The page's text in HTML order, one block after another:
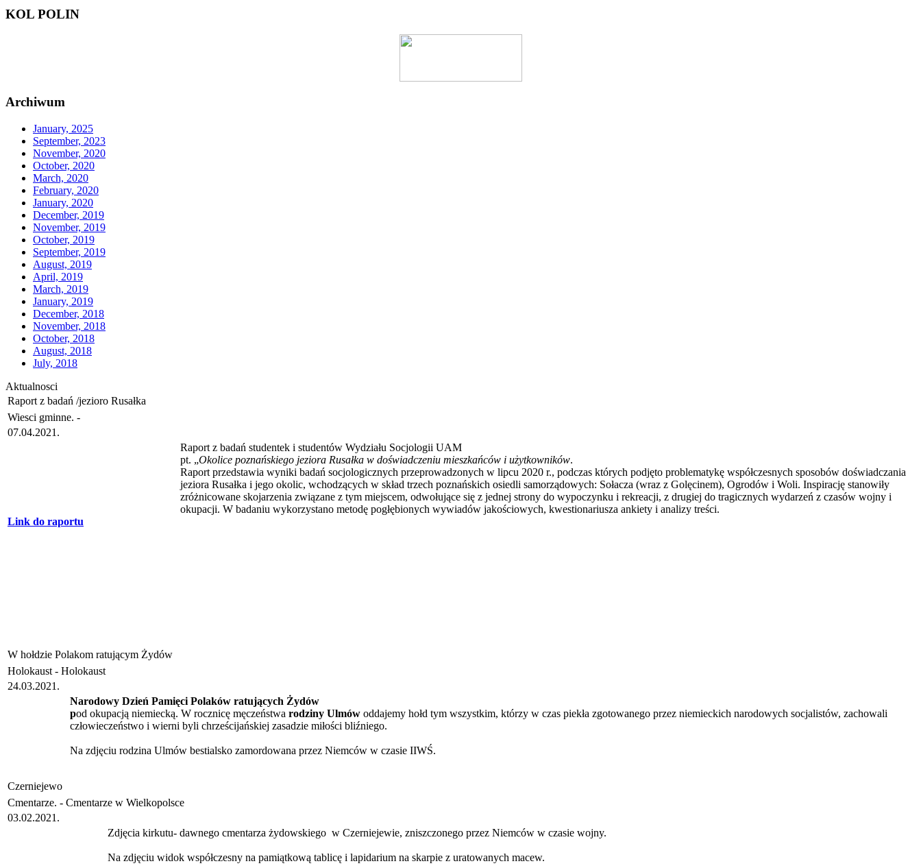
KOL POLIN
Archiwum
January, 2025
September, 2023
November, 2020
October, 2020
March, 2020
February, 2020
January, 2020
December, 2019
November, 2019
October, 2019
September, 2019
August, 2019
April, 2019
March, 2019
January, 2019
December, 2018
November, 2018
October, 2018
August, 2018
July, 2018
Aktualnosci
Raport z badań /jezioro Rusałka
Wiesci gminne. -
07.04.2021.
Raport z badań studentek i studentów Wydziału Socjologii UAM
pt. „Okolice poznańskiego jeziora Rusałka w doświadczeniu mieszkańców i użytkowników.
Raport przedstawia wyniki badań socjologicznych przeprowadzonych w lipcu 2020 r., podczas których podjęto problematykę współczesnych sposobów doświadczania
jeziora Rusałka i jego okolic, wchodzących w skład trzech poznańskich osiedli samorządowych: Sołacza (wraz z Golęcinem), Ogrodów i Woli. Inspirację stanowiły
zróżnicowane skojarzenia związane z tym miejscem, odwołujące się z jednej strony do wypoczynku i rekreacji, z drugiej do tragicznych wydarzeń z czasów wojny i
okupacji. W badaniu wykorzystano metodę pogłębionych wywiadów jakościowych, kwestionariusza ankiety i analizy treści.
Link do raportu
W hołdzie Polakom ratującym Żydów
Holokaust - Holokaust
24.03.2021.
Narodowy Dzień Pamięci Polaków ratujących Żydów
pod okupacją niemiecką. W rocznicę męczeństwa rodziny Ulmów oddajemy hołd tym wszystkim, którzy w czas piekła zgotowanego przez niemieckich narodowych socjalistów, zachowali
człowieczeństwo i wierni byli chrześcijańskiej zasadzie miłości bliźniego.
Na zdjęciu rodzina Ulmów bestialsko zamordowana przez Niemców w czasie IIWŚ.
Czerniejewo
Cmentarze. - Cmentarze w Wielkopolsce
03.02.2021.
Zdjęcia kirkutu- dawnego cmentarza żydowskiego w Czerniejewie, zniszczonego przez Niemców w czasie wojny.
Na zdjęciu widok współczesny na pamiątkową tablicę i lapidarium na skarpie z uratowanych macew.